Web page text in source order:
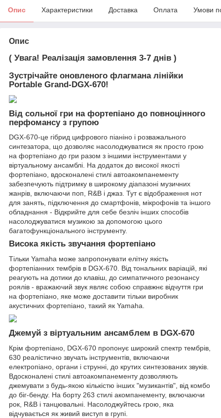
Опис Характеристики Доставка Оплата Умови
Опис
( Увага! Реалізація замовлення 3-7 днів )
Зустрічайте оновленого флагмана лінійки
Portable Grand-DGX-670!
Від сольної гри на фортепіано до повноцінного
перфомансу з групою
DGX-670-це гібрид цифрового піаніно і розважального
синтезатора, що дозволяє насолоджуватися як просто грою
на фортепіано до гри разом з іншими інструментами у
віртуальному ансамблі. На додаток до високої якості
фортепіано, вдосконалені стилі автоакомпанементу
забезпечують підтримку в широкому діапазоні музичних
жанрів, включаючи поп, R&B і джаз. Тут є відображення нот
для занять, підключення до смартфонів, мікрофонів та іншого
обладнання - Відкрийте для себе безліч інших способів
насолоджуватися музикою за допомогою цього
багатофункціонального інструменту.
Висока якість звучання фортепіано
Тільки Yamaha може запропонувати елітну якість
фортепіанних тембрів в DGX-670. Від тональних варіацій, які
реагують на дотики до клавіш, до симпатичного резонансу
роялів - вражаючий звук являє собою справжнє відчуття гри
на фортепіано, яке може доставити тільки виробник
акустичних фортепіано, такий як Yamaha.
Джемуй з віртуальним ансамблем в DGX-670
Крім фортепіано, DGX-670 пропонує широкий спектр тембрів,
630 реалістично звучать інструментів, включаючи
електропіано, органи і струнні, до крутих синтезованих звуків.
Вдосконалені стилі автоакомпанементу дозволяють
джемувати з будь-якою кількістю інших "музикантів", від комбо
до біг-бенду. На борту 263 стилі акомпанементу, включаючи
рок, R&B і танцювальні. Насолоджуйтесь грою, яка
відчувається як живий виступ в групі.